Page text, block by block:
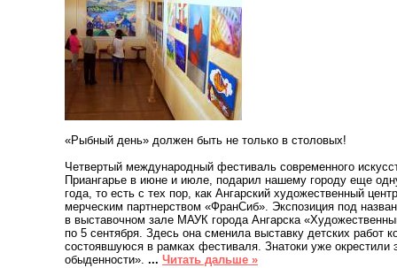
«Рыбный день» должен быть не только в столовых!
Четвертый международный фестиваль современного
Приангарье в июне и июле, подарил нашему городу еще
года, то есть с тех пор, как Ангарский художественный
мерческим партнерством «Фран​Сиб». Экспозиция под
в выставочном зале МАУК города Ангарска
по 5 сентября. Здесь она сменила выставку детских работ
состоявшуюся в рамках фестиваля. Знатоки уже
обыденности». ... Читать дальше »